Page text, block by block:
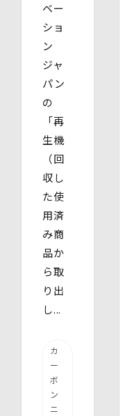
ベー
ショ
ン
ジャ
パン
の
「再
生機
（回
収し
た使
用済
み商
品か
ら取
り出
し...
カ
ー
ボ
ン
ニ